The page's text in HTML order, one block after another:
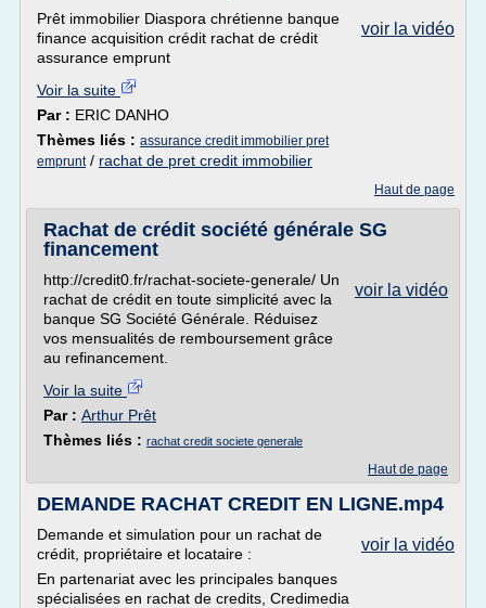
voir la vidéo
Prêt immobilier Diaspora chrétienne banque
finance acquisition crédit rachat de crédit
assurance emprunt
Voir la suite
Par : ERIC DANHO
Thèmes liés : assurance credit immobilier pret
emprunt/ rachat de pret credit immobilier
Haut de page
Rachat de crédit société générale SG
financement
voir la vidéo
http://credit0.fr/rachat-societe-generale/ Un
rachat de crédit en toute simplicité avec la
banque SG Société Générale. Réduisez
vos mensualités de remboursement grâce
au refinancement.
Voir la suite
Par : Arthur Prêt
Thèmes liés : rachat credit societe generale
Haut de page
DEMANDE RACHAT CREDIT EN LIGNE.mp4
voir la vidéo
Demande et simulation pour un rachat de
crédit, propriétaire et locataire :
En partenariat avec les principales banques
spécialisées en rachat de credits, Credimedia